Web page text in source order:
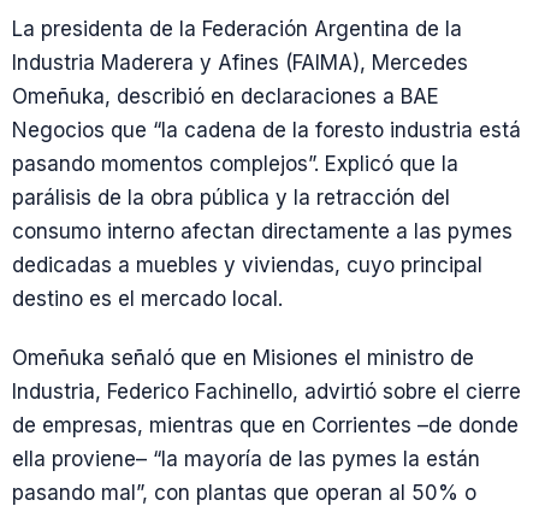
La presidenta de la Federación Argentina de la
Industria Maderera y Afines (FAIMA), Mercedes
Omeñuka, describió en declaraciones a BAE
Negocios que “la cadena de la foresto industria está
pasando momentos complejos”. Explicó que la
parálisis de la obra pública y la retracción del
consumo interno afectan directamente a las pymes
dedicadas a muebles y viviendas, cuyo principal
destino es el mercado local.
Omeñuka señaló que en Misiones el ministro de
Industria, Federico Fachinello, advirtió sobre el cierre
de empresas, mientras que en Corrientes –de donde
ella proviene– “la mayoría de las pymes la están
pasando mal”, con plantas que operan al 50% o